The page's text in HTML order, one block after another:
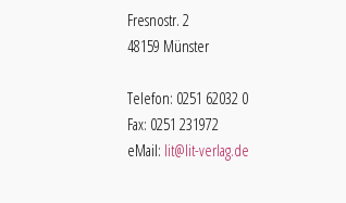
Fresnostr. 2
48159 Münster
Telefon: 0251 62032 0
Fax: 0251 231972
eMail: lit@lit-verlag.de